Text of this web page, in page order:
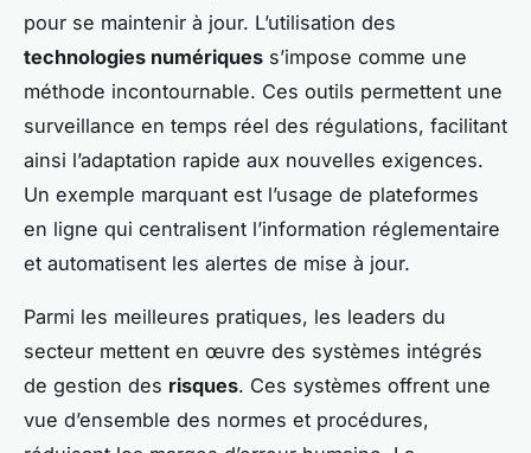
pour se maintenir à jour. L’utilisation des
technologies numériques s’impose comme une
méthode incontournable. Ces outils permettent une
surveillance en temps réel des régulations, facilitant
ainsi l’adaptation rapide aux nouvelles exigences.
Un exemple marquant est l’usage de plateformes
en ligne qui centralisent l’information réglementaire
et automatisent les alertes de mise à jour.
Parmi les meilleures pratiques, les leaders du
secteur mettent en œuvre des systèmes intégrés
de gestion des risques. Ces systèmes offrent une
vue d’ensemble des normes et procédures,